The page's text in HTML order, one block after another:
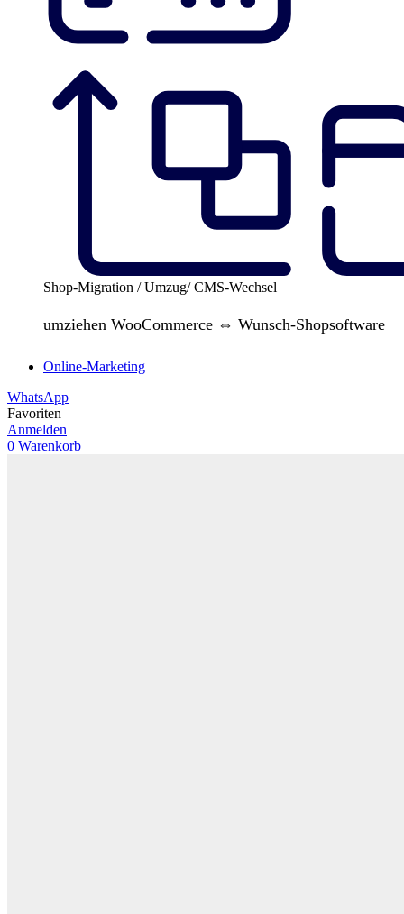
Shop-Migration / Umzug/ CMS-Wechsel
umziehen WooCommerce ⇔ Wunsch-Shopsoftware
Online-Marketing
WhatsApp
Favoriten
Anmelden
0 Warenkorb